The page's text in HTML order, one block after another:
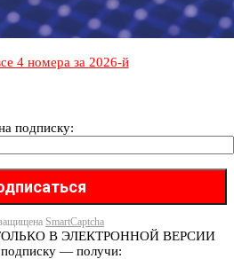
4 номера за 2026-й
подписку:
SmartCaptcha
В ЭЛЕКТРОННОЙ ВЕРСИИ
— получи: